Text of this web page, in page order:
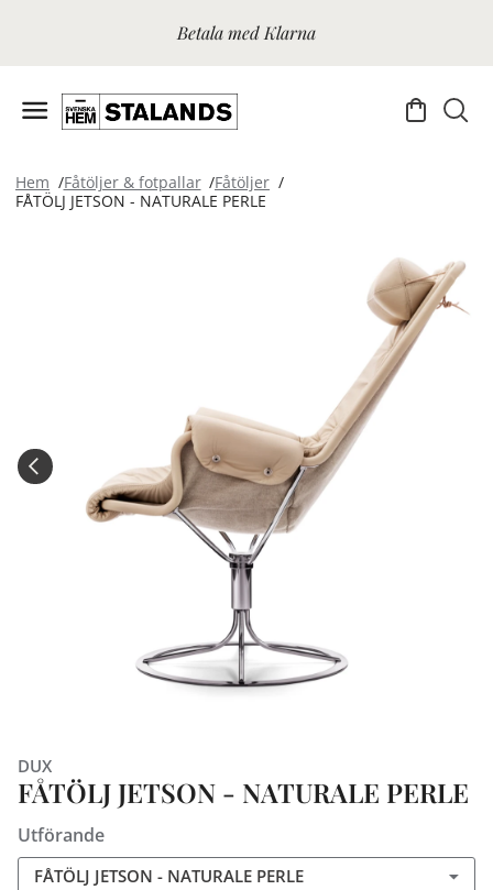
Betala med Klarna
Hem Fåtöljer & fotpallar
Fåtöljer
FÅTÖLJ JETSON - NATURALE PERLE
DUX
FÅTÖLJ JETSON - NATURALE PERLE
Utförande
FÅTÖLJ JETSON - NATURALE PERLE